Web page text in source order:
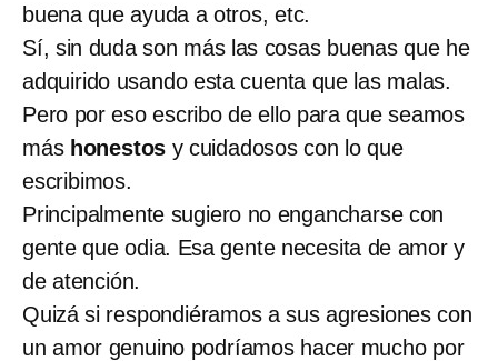
buena que ayuda a otros, etc.
Sí, sin duda son más las cosas buenas que he
adquirido usando esta cuenta que las malas.
Pero por eso escribo de ello para que seamos
más honestos y cuidadosos con lo que
escribimos.
Principalmente sugiero no engancharse con
gente que odia. Esa gente necesita de amor y
de atención.
Quizá si respondiéramos a sus agresiones con
un amor genuino podríamos hacer mucho por